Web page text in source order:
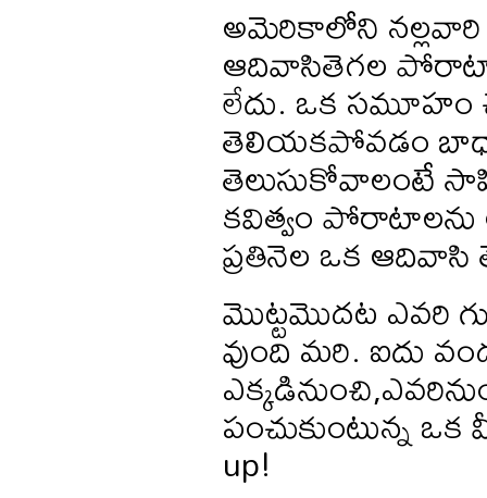
అమెరికాలోని నల్లవారి
ఆదివాసితెగల
లేదు. ఒక సమూహం
తెలియకపోవడం
తెలుసుకోవాలంటే
కవిత్వం పోరాటాలను
ప్రతినెల ఒక ఆదివాసి
మొట్టమొదట ఎవరి
వుంది మరి. ఐదు
పంచుకుంటున్న
up!